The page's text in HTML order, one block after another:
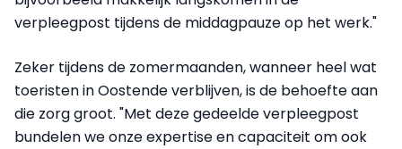
verpleegpost tijdens de middagpauze op het werk."
Zeker tijdens de zomermaanden, wanneer heel wat
toeristen in Oostende verblijven, is de behoefte aan
die zorg groot. "Met deze gedeelde verpleegpost
bundelen we onze expertise en capaciteit om ook